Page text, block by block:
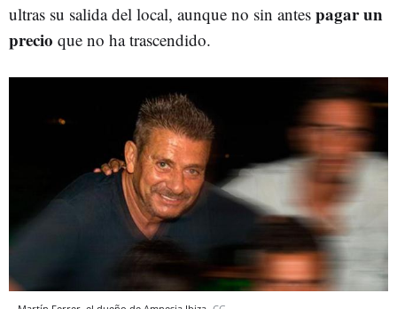
ultras su salida del local, aunque no sin antes pagar un
precio que no ha trascendido.